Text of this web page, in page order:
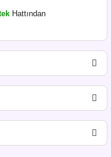
Hattından
yapın!